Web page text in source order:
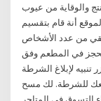
والوقاية من عيوب
2019 الجميل بهذا الموقع أنة قام بتقسيم
من عدد الأشخاص
رسم بياني #3 تطبيق الحجز في المطعم وفق
تنبيه لإبلاغ الشرطة
للشرطة. لك مسح